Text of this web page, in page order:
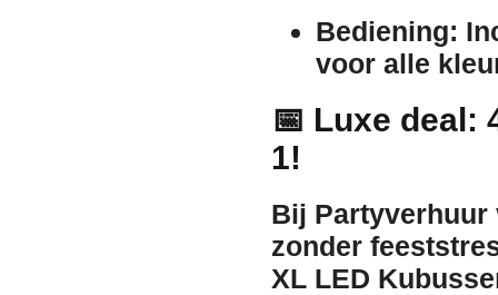
Bediening:
voor alle
📅 Luxe deal:
1!
Bij Partyverhuur
zonder
XL LED